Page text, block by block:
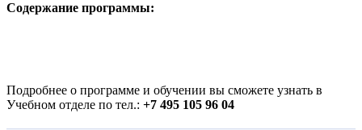
Содержание программы:
Подробнее о программе и обучении вы сможете узнать в
Учебном отделе по тел.: +7 495 105 96 04